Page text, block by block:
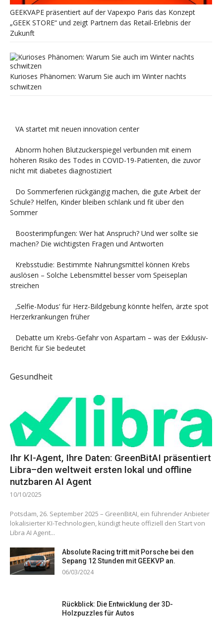
GEEKVAPE präsentiert auf der Vapexpo Paris das Konzept
„GEEK STORE“ und zeigt Partnern das Retail-Erlebnis der
Zukunft
Kurioses Phänomen: Warum Sie auch im Winter nachts
schwitzen
VA startet mit neuen innovation center
Abnorm hohen Blutzuckerspiegel verbunden mit einem
höheren Risiko des Todes in COVID-19-Patienten, die zuvor
nicht mit diabetes diagnostiziert
Do Sommerferien rückgängig machen, die gute Arbeit der
Schule? Helfen, Kinder bleiben schlank und fit über den
Sommer
Boosterimpfungen: Wer hat Anspruch? Und wer sollte sie
machen? Die wichtigsten Fragen und Antworten
Krebsstudie: Bestimmte Nahrungsmittel können Krebs
auslösen – Solche Lebensmittel besser vom Speiseplan
streichen
‚Selfie-Modus‘ für Herz-Bildgebung könnte helfen, ärzte spot
Herzerkrankungen früher
Debatte um Krebs-Gefahr von Aspartam – was der Exklusiv-
Bericht für Sie bedeutet
Gesundheit
Ihr KI-Agent, Ihre Daten: GreenBitAI präsentiert
Libra–den weltweit ersten lokal und offline
nutzbaren AI Agent
10/10/2025
Potsdam, 26. September 2025 – GreenBitAI, ein führender Anbieter
lokalisierter KI-Technologien, kündigt heute offiziell den Start von
Libra AI Agent...
Absolute Racing tritt mit Porsche bei den
Sepang 12 Stunden mit GEEKVP an.
06/03/2024
Rückblick: Die Entwicklung der 3D-
Holzpuzzles für Autos